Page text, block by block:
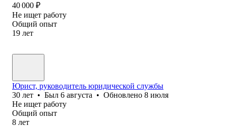
40 000 ₽
Не ищет работу
Общий опыт
19 лет
Юрист, руководитель юридической службы
30 лет • Был 6 августа • Обновлено 8 июля
Не ищет работу
Общий опыт
8 лет